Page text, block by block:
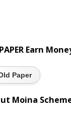
Earn
Paper
Moina